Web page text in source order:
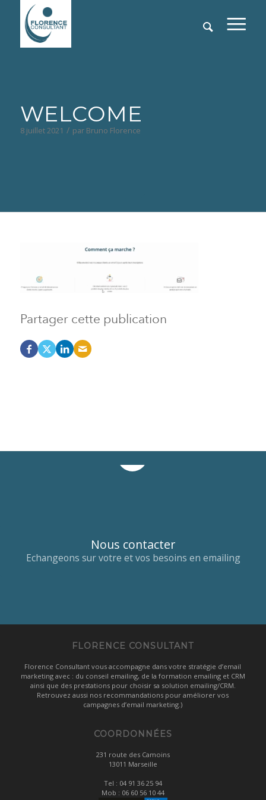
WELCOME
8 juillet 2021 / par Bruno Florence
Partager cette publication
Nous contacter
Echangeons sur votre et vos besoins en emailing
FLORENCE CONSULTANT
Florence Consultant vous accompagne dans votre stratégie d’email
marketing avec : du conseil emailing, de la formation emailing et CRM
ainsi que des prestations pour choisir sa solution emailing/CRM.
Retrouvez aussi nos recommandations pour améliorer vos
campagnes d’email marketing.)
COORDONNÉES
231 route des Camoins
13011 Marseille
Tel : 04 91 36 25 94
Mob : 06 60 56 10 44